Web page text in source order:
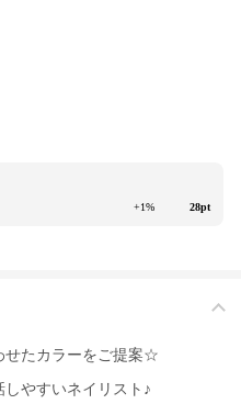
+1% 28pt
せたカラーをご提案☆
やすいネイリスト♪